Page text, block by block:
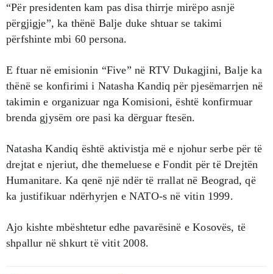
“Për presidenten kam pas disa thirrje mirëpo asnjë
përgjigje”, ka thënë Balje duke shtuar se takimi
përfshinte mbi 60 persona.
E ftuar në emisionin “Five” në RTV Dukagjini, Balje ka
thënë se konfirimi i Natasha Kandiq për pjesëmarrjen në
takimin e organizuar nga Komisioni, është konfirmuar
brenda gjysëm ore pasi ka dërguar ftesën.
Natasha Kandiq është aktivistja më e njohur serbe për të
drejtat e njeriut, dhe themeluese e Fondit për të Drejtën
Humanitare. Ka qenë një ndër të rrallat në Beograd, që
ka justifikuar ndërhyrjen e NATO-s në vitin 1999.
Ajo kishte mbështetur edhe pavarësinë e Kosovës, të
shpallur në shkurt të vitit 2008.